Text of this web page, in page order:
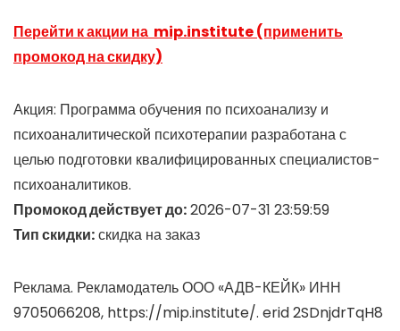
Перейти к акции на mip.institute (применить
промокод на скидку)
Акция: Программа обучения по психоанализу и
психоаналитической психотерапии разработана с
целью подготовки квалифицированных специалистов-
психоаналитиков.
Промокод действует до:2026-07-31 23:59:59
Тип скидки:скидка на заказ
Реклама. Рекламодатель ООО «АДВ-КЕЙК» ИНН
9705066208, https://mip.institute/. erid 2SDnjdrTqH8